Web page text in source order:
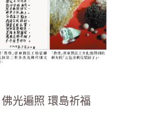
光遍照 環島祈福